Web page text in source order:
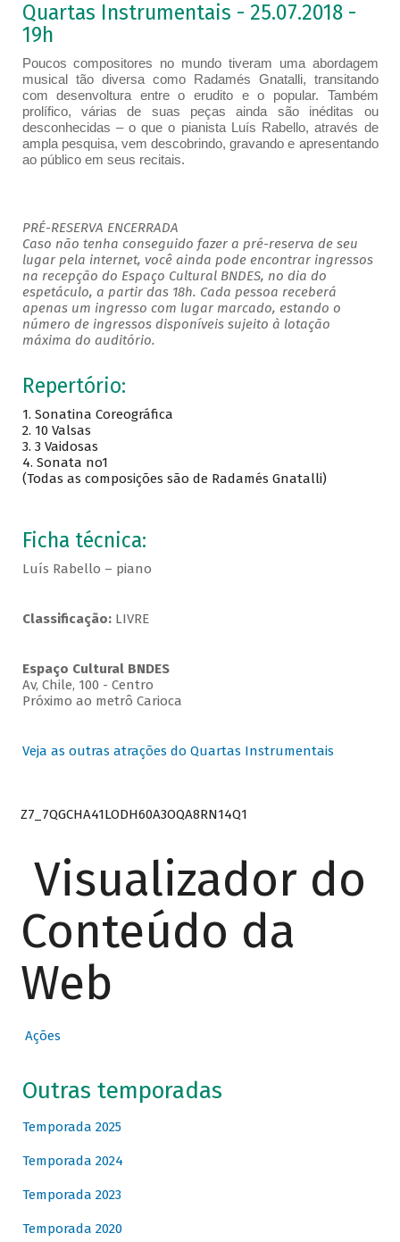
Quartas Instrumentais - 25.07.2018 -
19h
Poucos compositores no mundo tiveram uma abordagem
musical tão diversa como Radamés Gnatalli, transitando
com desenvoltura entre o erudito e o popular. Também
prolífico, várias de suas peças ainda são inéditas ou
desconhecidas – o que o pianista Luís Rabello, através de
ampla pesquisa, vem descobrindo, gravando e apresentando
ao público em seus recitais.
PRÉ-RESERVA ENCERRADA
Caso não tenha conseguido fazer a pré-reserva de seu
lugar pela internet, você ainda pode encontrar ingressos
na recepção do Espaço Cultural BNDES, no dia do
espetáculo, a partir das 18h. Cada pessoa receberá
apenas um ingresso com lugar marcado, estando o
número de ingressos disponíveis sujeito à lotação
máxima do auditório.
Repertório:
1. Sonatina Coreográfica
2. 10 Valsas
3. 3 Vaidosas
4. Sonata no1
(Todas as composições são de Radamés Gnatalli)
Ficha técnica:
Luís Rabello – piano
Classificação:LIVRE
Espaço Cultural BNDES
Av, Chile, 100 - Centro
Próximo ao metrô Carioca
Veja as outras atrações do Quartas Instrumentais
Z7_7QGCHA41LODH60A3OQA8RN14Q1
Visualizador do
Conteúdo da
Web
Ações
Outras temporadas
Temporada 2025
Temporada 2024
Temporada 2023
Temporada 2020